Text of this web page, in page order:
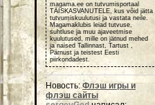
magama.ee on tutvumisportaal
TÄISKASVANUTELE, kus võid jätta
tutvumiskuulutusi ja vastata neile.
Magamaklubis leiad tutvuse,
suhtluse ja muu ajaveetmise
kuulutused, mille on jätnud mehed
ja naised Tallinnast, Tartust ,
Pärnust ja teistest Eesti
piirkondadest.
Новость:Флэш игры и
флэш сайты